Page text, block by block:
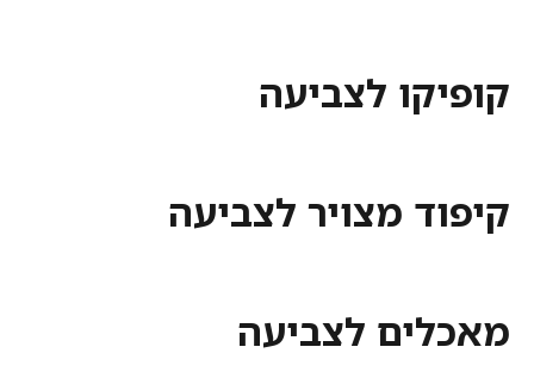
לצביעה
מצויר לצביעה
לצביעה